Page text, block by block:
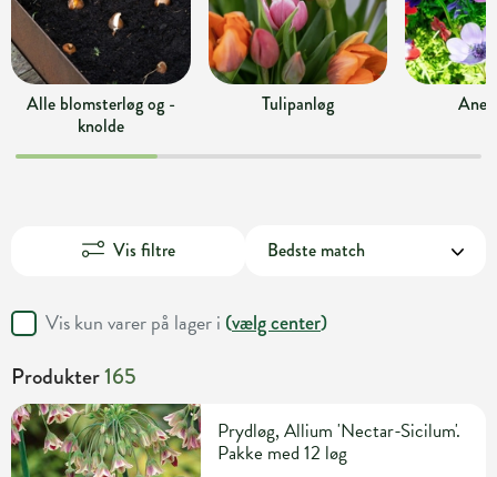
Alle blomsterløg og -
knolde
Tulipanløg
Vis filtre
Vis kun varer på lager i (vælg center)
Produkter165
Prydløg, Allium 'Nectar-Sicilum'.
Pakke med 12 løg